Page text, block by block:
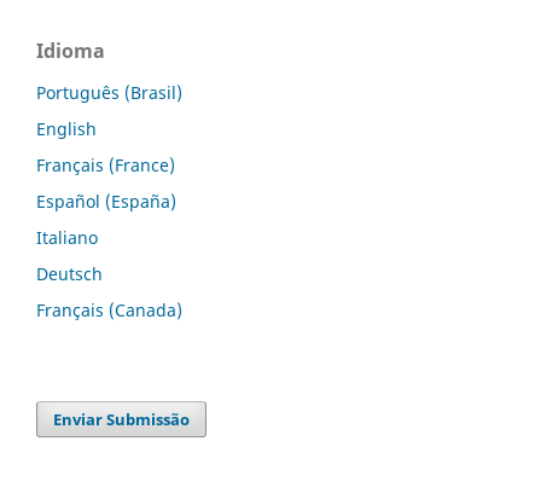
Idioma
Português (Brasil)
English
Français (France)
Español (España)
Italiano
Deutsch
Français (Canada)
Enviar Submissão